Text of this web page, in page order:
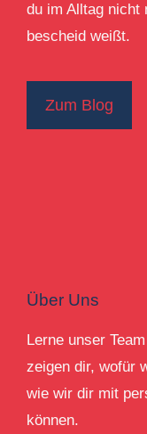
du im Alltag nicht
bescheid weißt.
Zum Blog
Über Uns
Lerne unser
zeigen dir, wofür
wie wir dir mit
können.